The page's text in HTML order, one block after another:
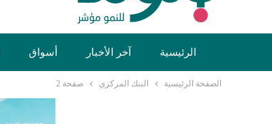
الرئيسية آخر الأخبار أسواق
الصفحة الرئيسية البنك المركزي صفحة 2